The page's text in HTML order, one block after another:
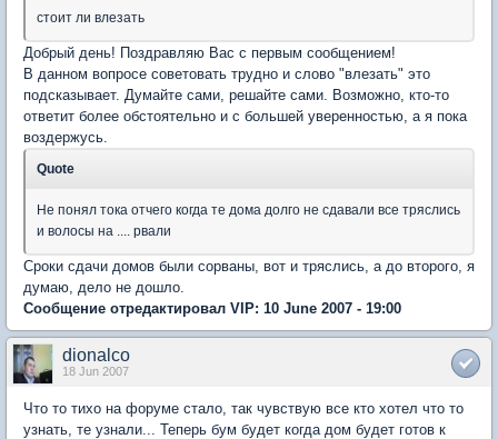
стоит ли влезать
Добрый день! Поздравляю Вас с первым сообщением!
В данном вопросе советовать трудно и слово "влезать" это
подсказывает. Думайте сами, решайте сами. Возможно, кто-то
ответит более обстоятельно и с большей уверенностью, а я пока
воздержусь.
Quote
Не понял тока отчего когда те дома долго не сдавали все тряслись
и волосы на .... рвали
Сроки сдачи домов были сорваны, вот и тряслись, а до второго, я
думаю, дело не дошло.
Сообщение отредактировал VIP: 10 June 2007 - 19:00
dionalco
18 Jun 2007
Что то тихо на форуме стало, так чувствую все кто хотел что то
узнать, те узнали... Теперь бум будет когда дом будет готов к